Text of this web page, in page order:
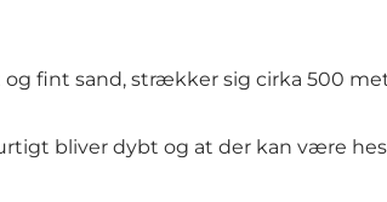
fint sand, strækker sig cirka 500
bliver dybt og at der kan være